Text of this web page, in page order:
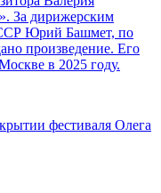
За дирижерским
Юрий Башмет, по
произведение. Его
в 2025 году.
фестиваля Олега